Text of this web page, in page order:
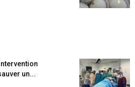
un...